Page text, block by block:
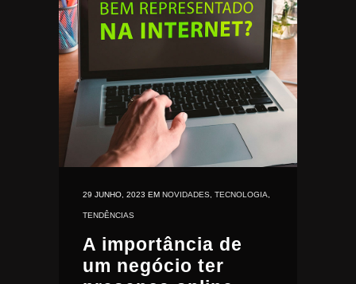
29 JUNHO, 2023 EM NOVIDADES TECNOLOGIA
TENDÊNCIAS
A importância de
um negócio ter